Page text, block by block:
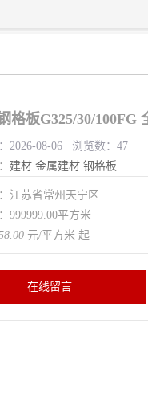
格板G325/30/100FG
2026-08-06 浏览数：47
建材 金属建材 钢格板
江苏省常州天宁区
999999.00平方米
元/平方米 起
在线留言